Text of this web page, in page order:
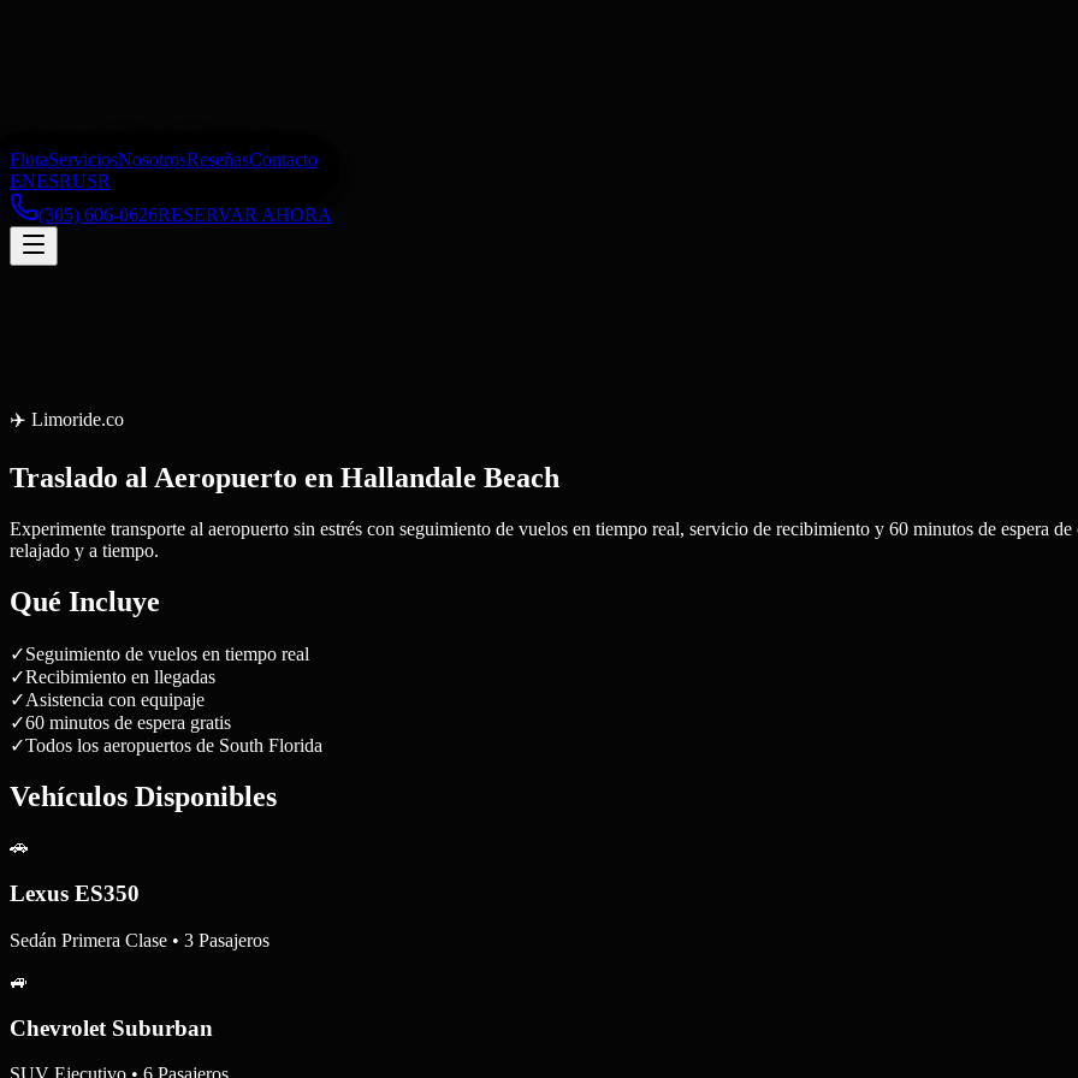
FlotaServiciosNosotrosReseñasContacto
ENESRUSR
(305) 606-0626RESERVAR AHORA
✈️ Limoride.co
Traslado al Aeropuerto en Hallandale Beach
Experimente transporte al aeropuerto sin estrés con seguimiento de vuelos en tiempo real, servicio de recibimiento y 60 minutos de espera
relajado y a tiempo.
Qué Incluye
✓Seguimiento de vuelos en tiempo real
✓Recibimiento en llegadas
✓Asistencia con equipaje
✓60 minutos de espera gratis
✓Todos los aeropuertos de South Florida
Vehículos Disponibles
🚗
Lexus ES350
Sedán Primera Clase • 3 Pasajeros
🚙
Chevrolet Suburban